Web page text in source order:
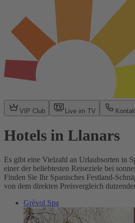
VIP Club Live im TV
Hotels in Llanars
Es gibt eine Vielzahl an Urlaubsorten in
einer der beliebtesten Reiseziele bei
Finden Sie Ihr Spanisches Festland-
von dem direkten Preisvergleich
Grèvol Spa